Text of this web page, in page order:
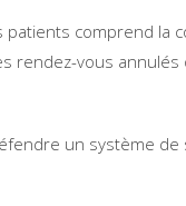
comprend la
rendez-vous
un système